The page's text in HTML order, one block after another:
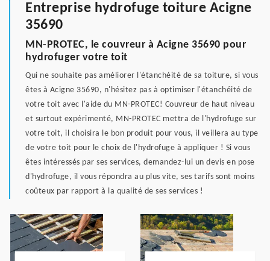
Entreprise hydrofuge toiture Acigne
35690
MN-PROTEC, le couvreur à Acigne 35690 pour
hydrofuger votre toit
Qui ne souhaite pas améliorer l'étanchéité de sa toiture, si vous
êtes à Acigne 35690, n'hésitez pas à optimiser l'étanchéité de
votre toit avec l'aide du MN-PROTEC! Couvreur de haut niveau
et surtout expérimenté, MN-PROTEC mettra de l'hydrofuge sur
votre toit, il choisira le bon produit pour vous, il veillera au type
de votre toit pour le choix de l'hydrofuge à appliquer ! Si vous
êtes intéressés par ses services, demandez-lui un devis en pose
d'hydrofuge, il vous répondra au plus vite, ses tarifs sont moins
coûteux par rapport à la qualité de ses services !